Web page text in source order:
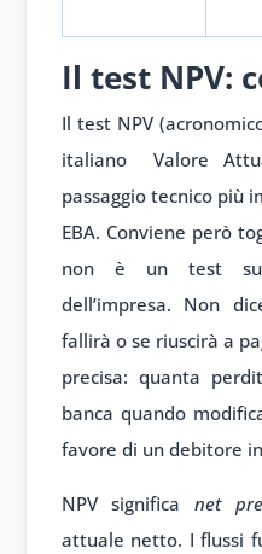
Il test NPV:
Il test NPV
italiano Valore
passaggio tecnico più
EBA. Conviene però
non è un test
dell’impresa. Non
fallirà o se riuscirà a
precisa: quanta
banca quando
favore di un debitore
NPV significanet
attuale netto. I flussi